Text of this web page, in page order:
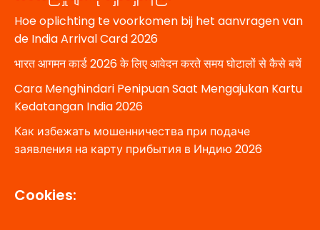
Hoe oplichting te voorkomen bij het aanvragen van
de India Arrival Card 2026
भारत आगमन कार्ड 2026 के लिए आवेदन करते समय घोटालों से कैसे बचें
Cara Menghindari Penipuan Saat Mengajukan Kartu
Kedatangan India 2026
Как избежать мошенничества при подаче
заявления на карту прибытия в Индию 2026
Cookies: